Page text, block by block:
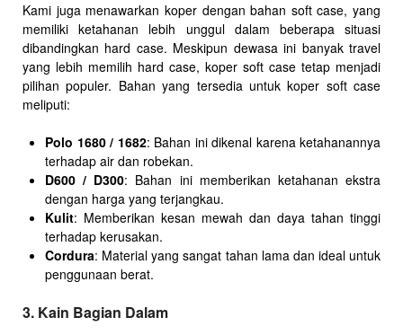
Kami juga menawarkan koper dengan bahan soft case, yang
memiliki ketahanan lebih unggul dalam beberapa situasi
dibandingkan hard case. Meskipun dewasa ini banyak travel
yang lebih memilih hard case, koper soft case tetap menjadi
pilihan populer. Bahan yang tersedia untuk koper soft case
meliputi:
Polo 1680 / 1682: Bahan ini dikenal karena ketahanannya
terhadap air dan robekan.
D600 / D300: Bahan ini memberikan ketahanan ekstra
dengan harga yang terjangkau.
Kulit: Memberikan kesan mewah dan daya tahan tinggi
terhadap kerusakan.
Cordura: Material yang sangat tahan lama dan ideal untuk
penggunaan berat.
3. Kain Bagian Dalam